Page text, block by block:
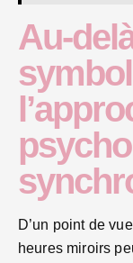
Au-
D’un point de
heures miroirs